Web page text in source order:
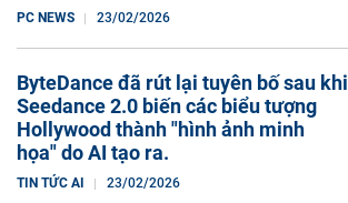
PC NEWS 23/02/2026
ByteDance đã rút lại tuyên bố sau khi
Seedance 2.0 biến các biểu tượng
Hollywood thành "hình ảnh minh
họa" do AI tạo ra.
TIN TỨC AI 23/02/2026